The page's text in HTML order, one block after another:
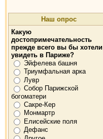
Наш опрос
Какую
достопримечательность
прежде всего вы бы хотели
увидеть в Париже?
Эйфелева башня
Триумфальная арка
Лувр
Собор Парижской
богоматери
Сакре-Кер
Монмартр
Елисейские поля
Дефанс